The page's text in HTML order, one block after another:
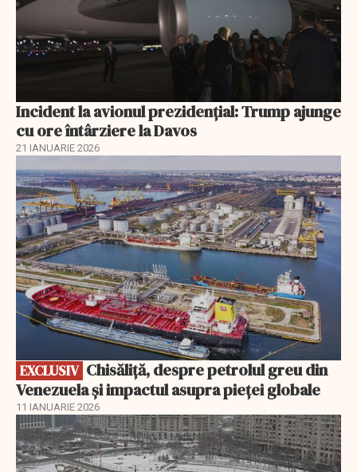
Incident la avionul prezidențial: Trump ajunge
cu ore întârziere la Davos
21 IANUARIE 2026
EXCLUSIV
EXCLUSIV
Venezuela și impactul asupra pieței globale
11 IANUARIE 2026